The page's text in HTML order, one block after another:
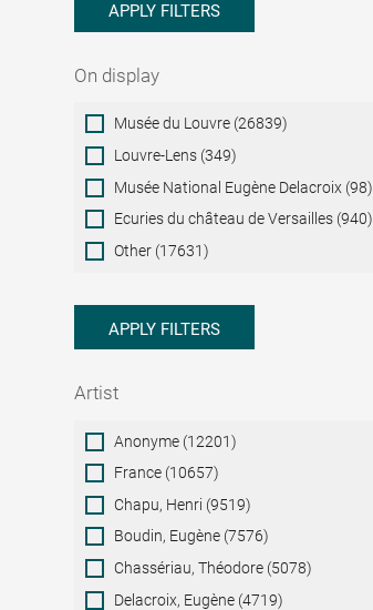
APPLY FILTERS
On display
On
display
Musée du Louvre (26839)
Louvre-Lens (349)
Musée National Eugène Delacroix (98)
Ecuries du château de Versailles (940)
Other (17631)
APPLY FILTERS
Artist
ArtistAnonyme (12201)
France (10657)
Chapu, Henri (9519)
Boudin, Eugène (7576)
Chassériau, Théodore (5078)
Delacroix, Eugène (4719)